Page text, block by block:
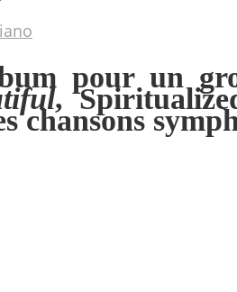
pour un
,
chansons